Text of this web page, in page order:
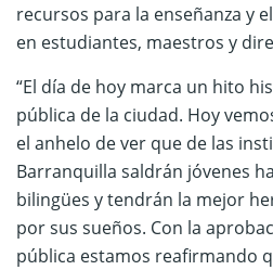
recursos para la enseñanza y
en estudiantes, maestros y
“El día de hoy marca un hito
pública de la ciudad. Hoy
el anhelo de ver que de las
Barranquilla saldrán jóvenes
bilingües y tendrán la mejor
por sus sueños. Con la
pública estamos reafirmando